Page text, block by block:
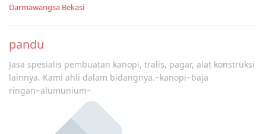
Darmawangsa Bekasi
pandu
Jasa spesialis pembuatan kanopi, tralis, pagar, alat konstruksi
lainnya. Kami ahli dalam bidangnya.~kanopi~baja
ringan~alumunium~